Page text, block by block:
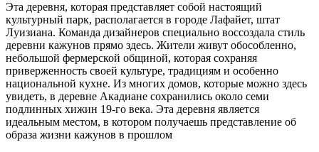
Эта деревня, которая представляет собой настоящий
культурный парк, располагается в городе Лафайет, штат
Луизиана. Команда дизайнеров специально воссоздала стиль
деревни кажунов прямо здесь. Жители живут обособленно,
небольшой фермерской общиной, которая сохраняя
приверженность своей культуре, традициям и особенно
национальной кухне. Из многих домов, которые можно здесь
увидеть, в деревне Акадиане сохранились около семи
подлинных хижин 19-го века. Эта деревня является
идеальным местом, в котором получаешь представление об
образа жизни кажунов в прошлом